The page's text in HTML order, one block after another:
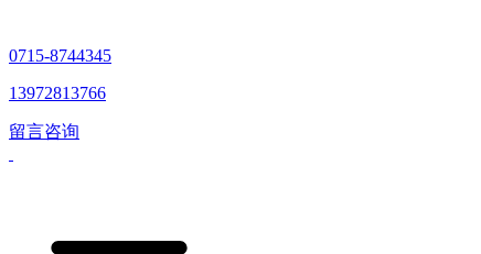
0715-8744345
13972813766
留言咨询